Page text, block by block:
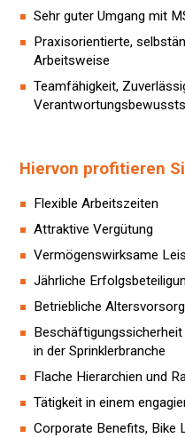
Sehr guter Umgang mit
Praxisorientierte,
Arbeitsweise
Teamfähigkeit,
Hiervon profitieren
Flexible Arbeitszeiten
Attraktive Vergütung
Vermögenswirksame
Jährliche
Betriebliche
in der Sprinklerbranche
Flache Hierarchien und
Tätigkeit in einem
Corporate Benefits, Bike